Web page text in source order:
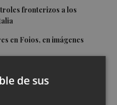
fronterizos a los
en Foios, en imágenes
digo que soy de Foios"
Torres
de sus